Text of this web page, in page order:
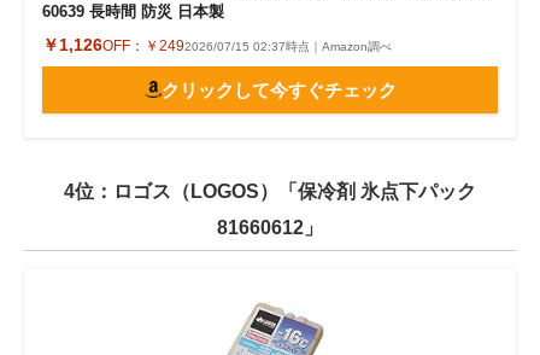
60639 長時間 防災 日本製
￥1,126OFF： ￥2492026/07/15 02:37時点｜Amazon調べ
クリックして今すぐチェック
4位：ロゴス（LOGOS）「保冷剤 氷点下パック
81660612」